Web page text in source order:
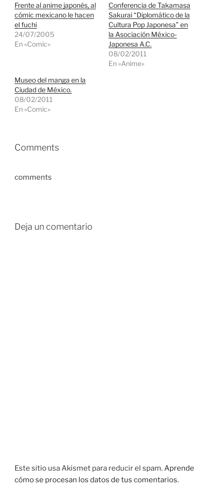
Frente al anime japonés, al
cómic mexicano le hacen
el fuchi
24/07/2005
En «Comic»
Conferencia de Takamasa
Sakurai “Diplomático de la
Cultura Pop Japonesa” en
la Asociación México-
Japonesa A.C.
08/02/2011
En «Anime»
Museo del manga en la
Ciudad de México.
08/02/2011
En «Comic»
Comments
comments
Deja un comentario
Este sitio usa Akismet para reducir el spam.Aprende
cómo se procesan los datos de tus comentarios.